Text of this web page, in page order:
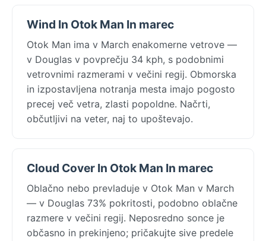
Wind In Otok Man In marec
Otok Man ima v March enakomerne vetrove —
v Douglas v povprečju 34 kph, s podobnimi
vetrovnimi razmerami v večini regij. Obmorska
in izpostavljena notranja mesta imajo pogosto
precej več vetra, zlasti popoldne. Načrti,
občutljivi na veter, naj to upoštevajo.
Cloud Cover In Otok Man In marec
Oblačno nebo prevladuje v Otok Man v March
— v Douglas 73% pokritosti, podobno oblačne
razmere v večini regij. Neposredno sonce je
občasno in prekinjeno; pričakujte sive predele